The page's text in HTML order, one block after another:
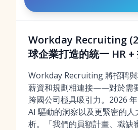
Workday Recruiting
球企業打造的統一 HR +
Workday Recruiting 將招聘與
薪資和規劃相連接——對於需
跨國公司極具吸引力。2026
AI 驅動的洞察以及更緊密的人
析。「我們的員額計畫、職缺